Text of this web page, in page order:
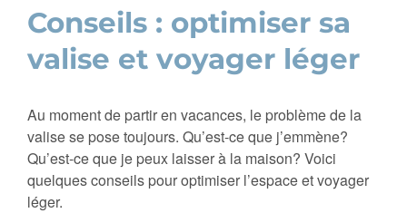
Conseils : optimiser sa
valise et voyager léger
Au moment de partir en vacances, le problème de la
valise se pose toujours. Qu’est-ce que j’emmène?
Qu’est-ce que je peux laisser à la maison? Voici
quelques conseils pour optimiser l’espace et voyager
léger.